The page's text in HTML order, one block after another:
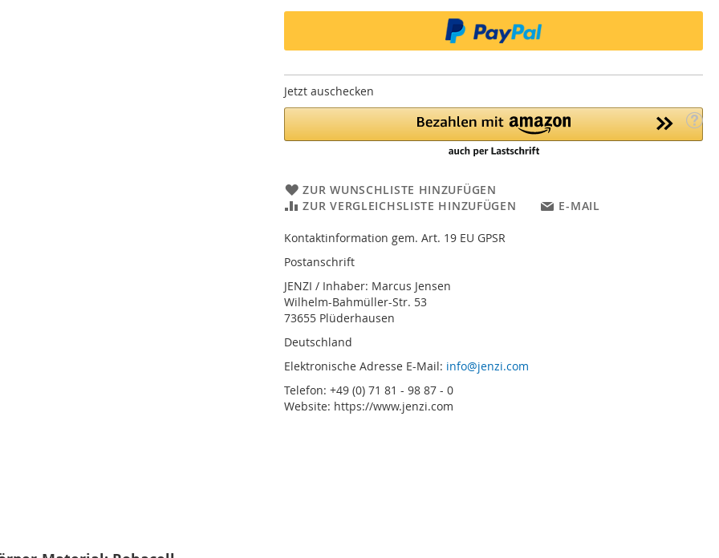
Jetzt auschecken
ZUR WUNSCHLISTE HINZUFÜGEN
ZUR VERGLEICHSLISTE HINZUFÜGEN
E-MAIL
Kontaktinformation gem. Art. 19 EU GPSR
Postanschrift
JENZI / Inhaber: Marcus Jensen
Wilhelm-Bahmüller-Str. 53
73655 Plüderhausen
Deutschland
Elektronische Adresse E-Mail: info@jenzi.com
Telefon: +49 (0) 71 81 - 98 87 - 0
Website: https://www.jenzi.com